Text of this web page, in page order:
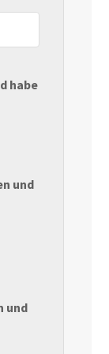
habe
und
und